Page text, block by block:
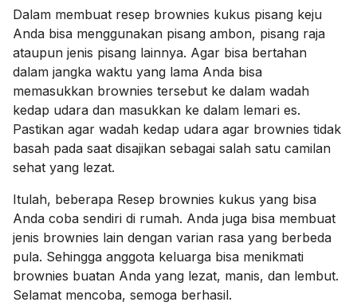
Dalam membuat resep brownies kukus pisang keju
Anda bisa menggunakan pisang ambon, pisang raja
ataupun jenis pisang lainnya. Agar bisa bertahan
dalam jangka waktu yang lama Anda bisa
memasukkan brownies tersebut ke dalam wadah
kedap udara dan masukkan ke dalam lemari es.
Pastikan agar wadah kedap udara agar brownies tidak
basah pada saat disajikan sebagai salah satu camilan
sehat yang lezat.
Itulah, beberapa Resep brownies kukus yang bisa
Anda coba sendiri di rumah. Anda juga bisa membuat
jenis brownies lain dengan varian rasa yang berbeda
pula. Sehingga anggota keluarga bisa menikmati
brownies buatan Anda yang lezat, manis, dan lembut.
Selamat mencoba, semoga berhasil.